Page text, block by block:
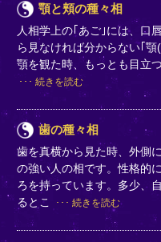
顎と頬の種々相
人相学上の｢あご｣には、口
ら見なければ分からない｢
顎を観た時、もっとも目立
続きを読む
歯の種々相
歯を真横から見た時、外側
の強い人の相です。性格的
ろを持っています。多少、
るとこ
続きを読む